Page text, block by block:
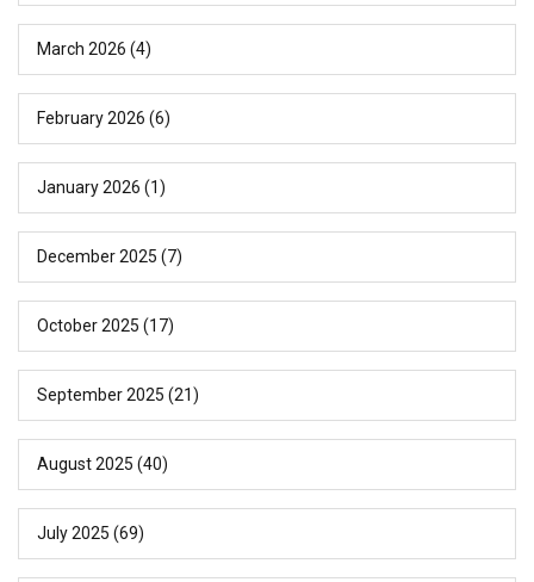
March 2026 (4)
February 2026 (6)
January 2026 (1)
December 2025 (7)
October 2025 (17)
September 2025 (21)
August 2025 (40)
July 2025 (69)